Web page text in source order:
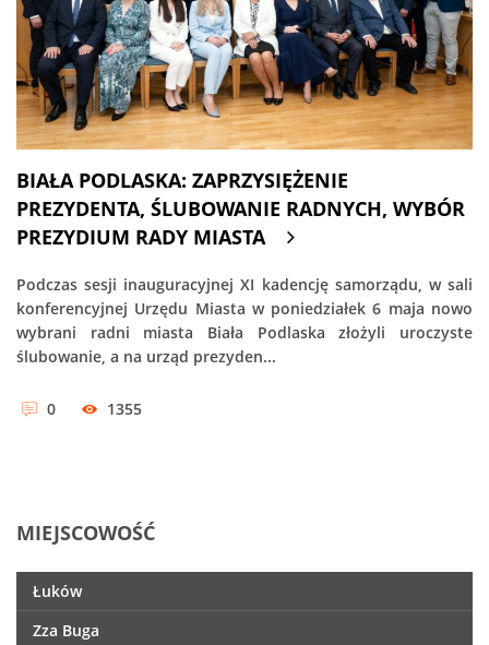
BIAŁA PODLASKA: ZAPRZYSIĘŻENIE
PREZYDENTA, ŚLUBOWANIE RADNYCH, WYBÓR
PREZYDIUM RADY MIASTA
Podczas sesji inauguracyjnej XI kadencję samorządu, w sali
konferencyjnej Urzędu Miasta w poniedziałek 6 maja nowo
wybrani radni miasta Biała Podlaska złożyli uroczyste
ślubowanie, a na urząd prezyden...
0 1355
MIEJSCOWOŚĆ
Łuków
Zza Buga